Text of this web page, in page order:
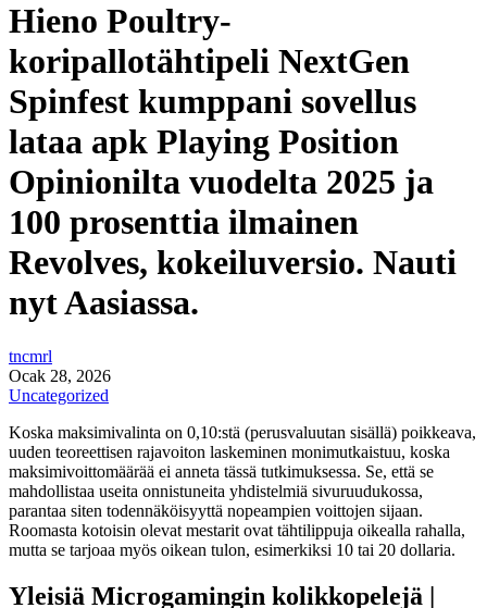
Hieno Poultry-
koripallotähtipeli NextGen
Spinfest kumppani sovellus
lataa apk Playing Position
Opinionilta vuodelta 2025 ja
100 prosenttia ilmainen
Revolves, kokeiluversio. Nauti
nyt Aasiassa.
tncmrl
Ocak 28, 2026
Uncategorized
Koska maksimivalinta on 0,10:stä (perusvaluutan sisällä) poikkeava,
uuden teoreettisen rajavoiton laskeminen monimutkaistuu, koska
maksimivoittomäärää ei anneta tässä tutkimuksessa. Se, että se
mahdollistaa useita onnistuneita yhdistelmiä sivuruudukossa,
parantaa siten todennäköisyyttä nopeampien voittojen sijaan.
Roomasta kotoisin olevat mestarit ovat tähtilippuja oikealla rahalla,
mutta se tarjoaa myös oikean tulon, esimerkiksi 10 tai 20 dollaria.
Yleisiä Microgamingin kolikkopelejä |